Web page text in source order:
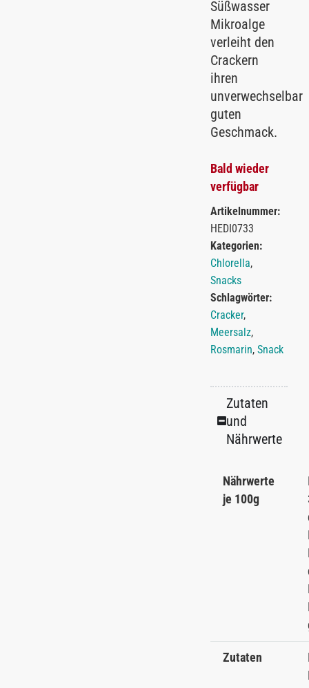
Süßwasser
Mikroalge
verleiht den
Crackern
ihren
unverwechselbar
guten
Geschmack.
Bald wieder
verfügbar
Artikelnummer:
HEDI0733
Kategorien:
Chlorella,
Snacks
Schlagwörter:
Cracker,
Meersalz,
Rosmarin, Snack
Zutaten
und
Nährwerte
Nährwerte
je 100g
Zutaten